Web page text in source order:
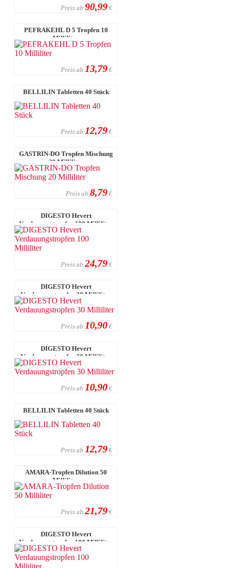
Preis ab 90,99 €
PEFRAKEHL D 5 Tropfen 10
Milliliter
Preis ab 13,79 €
BELLILIN Tabletten 40 Stück
Preis ab 12,79 €
GASTRIN-DO Tropfen Mischung
20 Milliliter
Preis ab 8,79 €
DIGESTO Hevert
Verdauungstropfen 100 Milliliter
Preis ab 24,79 €
DIGESTO Hevert
Verdauungstropfen 30 Milliliter
Preis ab 10,90 €
DIGESTO Hevert
Verdauungstropfen 30 Milliliter
Preis ab 10,90 €
BELLILIN Tabletten 40 Stück
Preis ab 12,79 €
AMARA-Tropfen Dilution 50
Milliliter
Preis ab 21,79 €
DIGESTO Hevert
Verdauungstropfen 100 Milliliter